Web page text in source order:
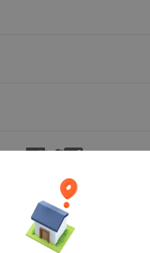
Facebook
Twitter
Instagram
Rappi Inc. All rights reserved.